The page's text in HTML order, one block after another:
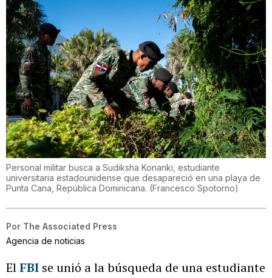
Personal militar busca a Sudiksha Konanki, estudiante
universitaria estadounidense que desapareció en una playa de
Punta Cana, República Dominicana. (Francesco Spotorno)
Por The Associated Press
Agencia de noticias
ElFBI se unió a la búsqueda de una estudiante